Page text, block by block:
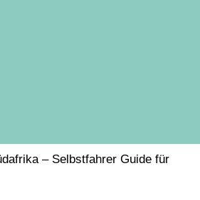
– Selbstfahrer Guide für